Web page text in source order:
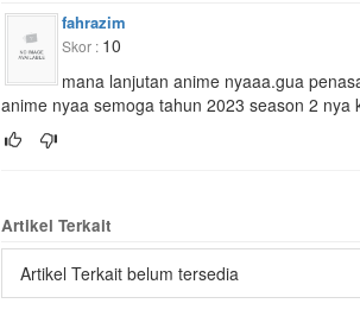
fahrazim
Skor : 10
mana lanjutan anime nyaaa.gua
anime nyaa semoga tahun 2023 season 2
Artikel Terkait
Artikel Terkait belum tersedia